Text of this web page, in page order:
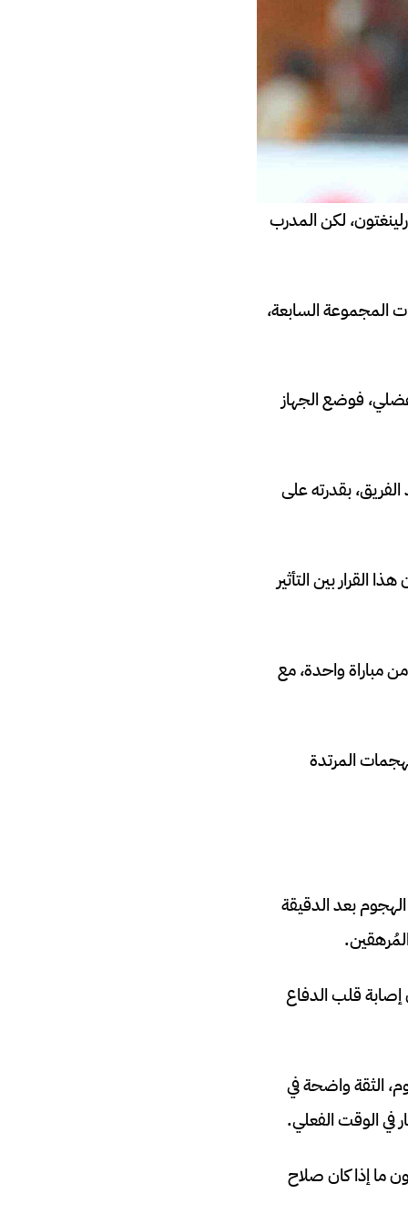
لكن المدرب
مباريات المجموعة السابعة،
شد عضلي، فوضع الجهاز
بقدرته على
القرار بين التأثير
مباراة واحدة، مع
المرتدة
بعد الدقيقة
إصابة قلب الدفاع
الثقة واضحة في
ما إذا كان صلاح